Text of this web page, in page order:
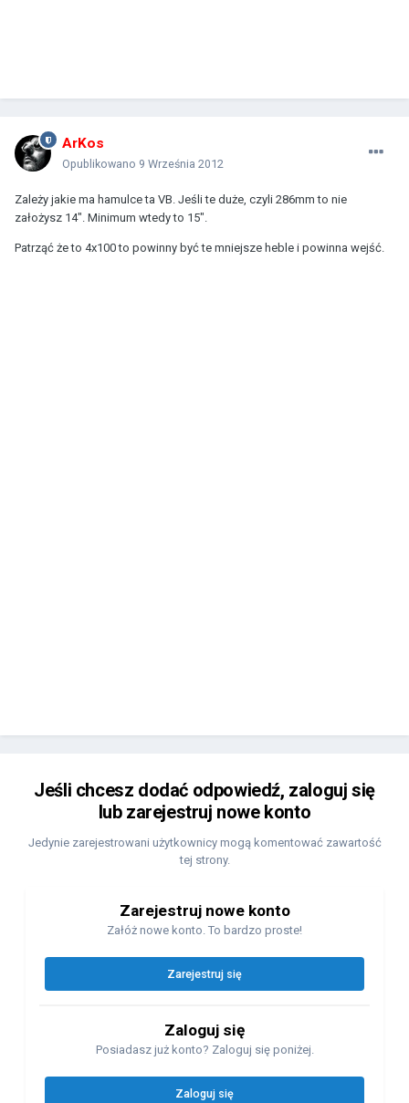
ArKos
Opublikowano 9 Września 2012
Zależy jakie ma hamulce ta VB. Jeśli te duże, czyli 286mm to nie
założysz 14". Minimum wtedy to 15".
Patrząć że to 4x100 to powinny być te mniejsze heble i powinna wejść.
Jeśli chcesz dodać odpowiedź, zaloguj się
lub zarejestruj nowe konto
Jedynie zarejestrowani użytkownicy mogą komentować zawartość
tej strony.
Zarejestruj nowe konto
Załóż nowe konto. To bardzo proste!
Zarejestruj się
Zaloguj się
Posiadasz już konto? Zaloguj się poniżej.
Zaloguj się